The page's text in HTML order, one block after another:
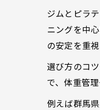
ジムとピラ
ニングを中
の安定を重
選び方のコ
で、体重管
例えば群馬